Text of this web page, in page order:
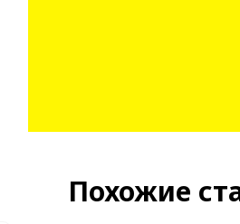
Похожие